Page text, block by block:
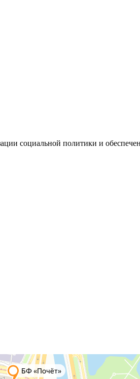
социальной политики и